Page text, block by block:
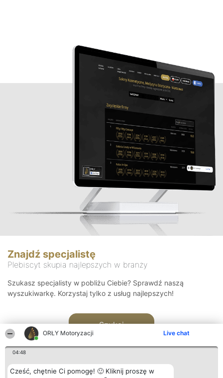
ORŁY Motoryzacji Live chat
04:48
Cześć, chętnie Ci pomogę! 🙂 Kliknij proszę w
Znajdź specjalistę
Plebiscyt skupia najlepszych w branży
Szukasz specjalisty w pobliżu Ciebie? Sprawdź naszą
wyszukiwarkę. Korzystaj tylko z usług najlepszych!
Szukaj